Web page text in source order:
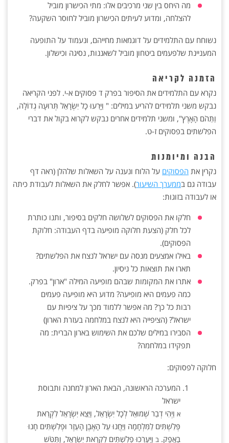
מה היחס בין שני מרכיבים אלו: מתי הכישרון מוביל
להצלחה, ומדוע לעיתים הכישרון מוביל לחוסר השקעה?
נשוחח עם התלמידים על דוגמאות מחייהם, ונעמוד על התופעה
המעניינת שלפעמים ביטחון מוביל לשאננות, נסיגה וכישלון.
הזמנה לקריאה
נקרא עם התלמידים את הסיפור בפרק ד פסוקים א-י. לפני הקריאה
נבקש משני תלמידים להריע במילים: " וַיָּרִעוּ כָל יִשְׂרָאֵל תְּרוּעָה גְדוֹלָה,
וַתֵּהֹם הָאָרֶץ", ומשני תלמידים אחרים נבקש לקרוא בקול את דברי
הפלשתים בפסוקים ז-ט.
הבנה ומיומנות
נקרין את הפסוקים על הלוח ונענה על השאלות שלהלן (ראה דף
עבודה גם בממערך השיעור). אפשר לחלק את השאלות לעבודת כיתה
או לעבודה בזוגות:
חלקו את הפסוקים לשלושה חלקים בסיפור, ותנו כותרת
לכל חלק (הצעת חלוקה מופיעה בדף העבודה: חלוקת
הפסוקים).
באילו אמצעים מנסה עם ישראל לנצח את הפלשתים?
תארו את תוצאות כל ניסיון.
אתרו את המקומות שבהם מופיעה המילה "ארון" בפרק.
כמה פעמים היא מופיעה? מדוע היא מופיעה פעמים
רבות כל כך? מה אפשר ללמוד מכך על ציפיות עם
ישראל? (הציפייה היא לנצח במלחמה בעזרת הארון)
הסבירו במילים שלכם את השימוש בארון הברית: מה
תפקידו במלחמה?
חלוקה לפסוקים:
המערכה הראשונה, הבאת הארון למחנה ותבוסת
ישראל
א וַיְהִי דְבַר שְׁמוּאֵל לְכָל יִשְׂרָאֵל, וַיֵּצֵא יִשְׂרָאֵל לִקְרַאת
פְּלִשְׁתִּים לַמִּלְחָמָה וַיַּחֲנוּ עַל הָאֶבֶן הָעֵזֶר וּפְלִשְׁתִּים חָנוּ
בַאֲפֵק. ב וַיַּעַרְכוּ פְלִשְׁתִּים לִקְרַאת יִשְׂרָאֵל, וַתִּטֹּשׁ